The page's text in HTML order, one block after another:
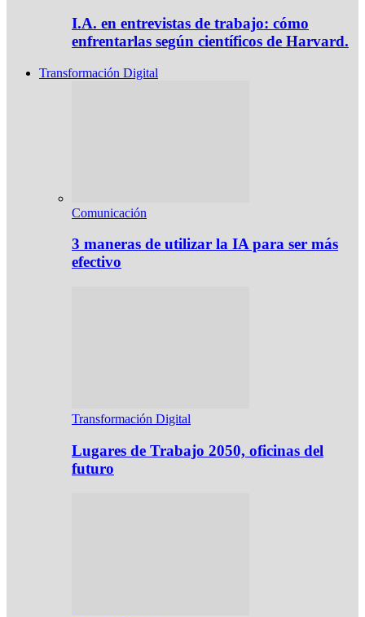
I.A. en entrevistas de trabajo: cómo
enfrentarlas según científicos de Harvard.
Transformación Digital
Comunicación
3 maneras de utilizar la IA para ser más
efectivo
Transformación Digital
Lugares de Trabajo 2050, oficinas del
futuro